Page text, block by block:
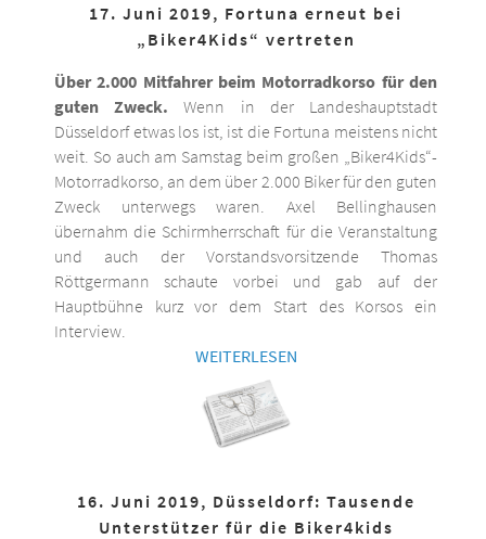
17. Juni 2019, Fortuna erneut bei
„Biker4Kids“ vertreten
Über 2.000 Mitfahrer beim Motorradkorso für den
guten Zweck. Wenn in der Landeshauptstadt
Düsseldorf etwas los ist, ist die Fortuna meistens nicht
weit. So auch am Samstag beim großen „Biker4Kids“-
Motorradkorso, an dem über 2.000 Biker für den guten
Zweck unterwegs waren. Axel Bellinghausen
übernahm die Schirmherrschaft für die Veranstaltung
und auch der Vorstandsvorsitzende Thomas
Röttgermann schaute vorbei und gab auf der
Hauptbühne kurz vor dem Start des Korsos ein
Interview.
WEITERLESEN
16. Juni 2019, Düsseldorf: Tausende
Unterstützer für die Biker4kids